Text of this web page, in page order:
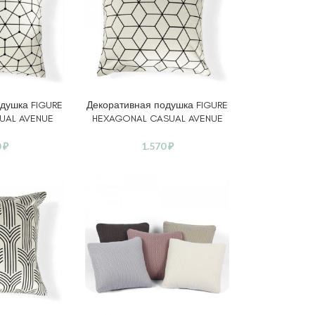
FIGURE
AVENUE
₽
В КОРЗИНУ
Декоративная подушка FIGURE
HEXAGONAL CASUAL AVENUE
1.570₽